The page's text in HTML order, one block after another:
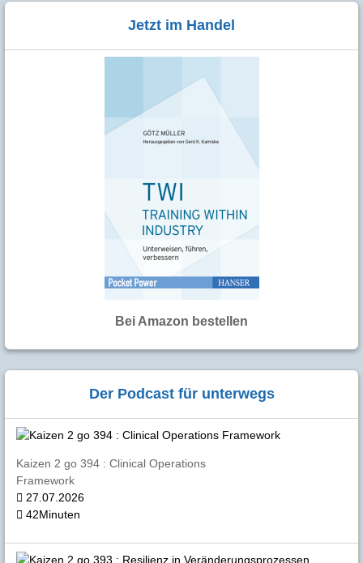
Jetzt im Handel
Bei Amazon bestellen
Der Podcast für unterwegs
Kaizen 2 go 394 : Clinical Operations
Framework
27.07.2026
42Minuten